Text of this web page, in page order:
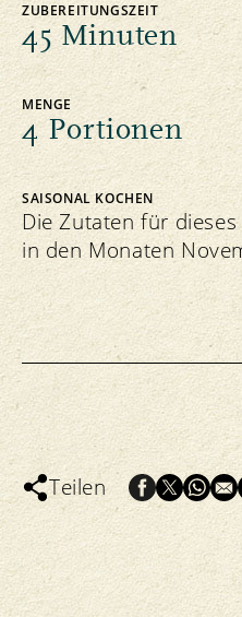
ZUBEREITUNGSZEIT
45 Minuten
MENGE
4 Portionen
SAISONAL KOCHEN
Die Zutaten für
in den Monaten
Teilen